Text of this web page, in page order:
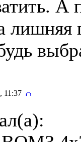
А
лишняя
11:37